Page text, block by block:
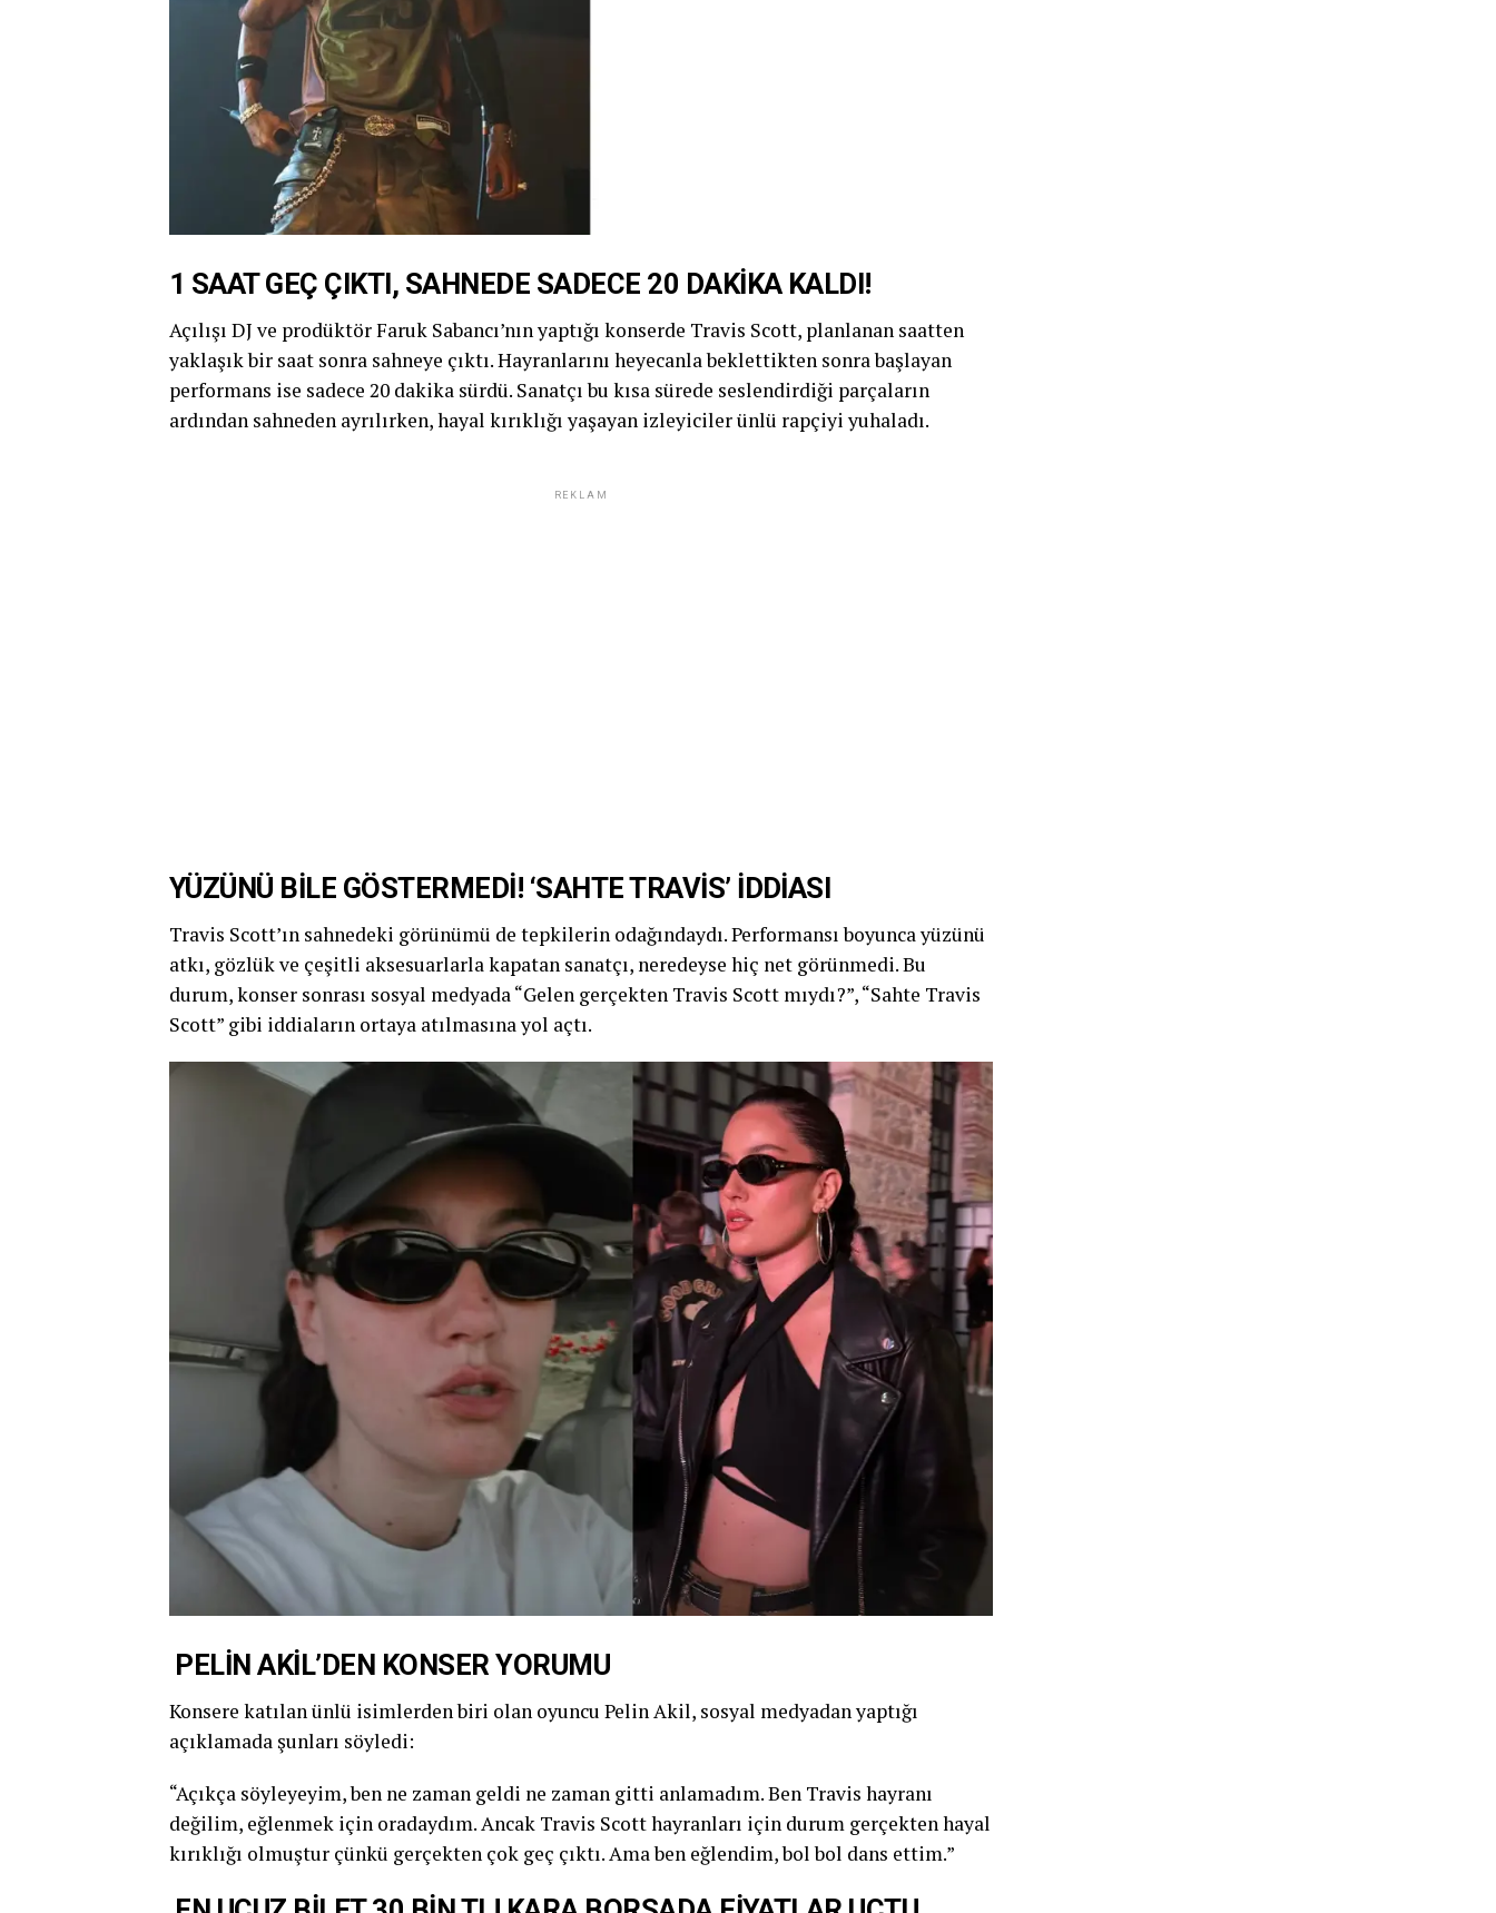
1 SAAT GEÇ ÇIKTI, SAHNEDE SADECE 20 DAKİKA KALDI!
Açılışı DJ ve prodüktör Faruk Sabancı’nın yaptığı konserde Travis Scott, planlanan saatten
yaklaşık bir saat sonra sahneye çıktı. Hayranlarını heyecanla beklettikten sonra başlayan
performans ise sadece 20 dakika sürdü. Sanatçı bu kısa sürede seslendirdiği parçaların
ardından sahneden ayrılırken, hayal kırıklığı yaşayan izleyiciler ünlü rapçiyi yuhaladı.
REKLAM
YÜZÜNÜ BİLE GÖSTERMEDİ! ‘SAHTE TRAVİS’ İDDİASI
Travis Scott’ın sahnedeki görünümü de tepkilerin odağındaydı. Performansı boyunca yüzünü
atkı, gözlük ve çeşitli aksesuarlarla kapatan sanatçı, neredeyse hiç net görünmedi. Bu
durum, konser sonrası sosyal medyada “Gelen gerçekten Travis Scott mıydı?”, “Sahte Travis
Scott” gibi iddiaların ortaya atılmasına yol açtı.
PELİN AKİL’DEN KONSER YORUMU
Konsere katılan ünlü isimlerden biri olan oyuncu Pelin Akil, sosyal medyadan yaptığı
açıklamada şunları söyledi:
“Açıkça söyleyeyim, ben ne zaman geldi ne zaman gitti anlamadım. Ben Travis hayranı
değilim, eğlenmek için oradaydım. Ancak Travis Scott hayranları için durum gerçekten hayal
kırıklığı olmuştur çünkü gerçekten çok geç çıktı. Ama ben eğlendim, bol bol dans ettim.”